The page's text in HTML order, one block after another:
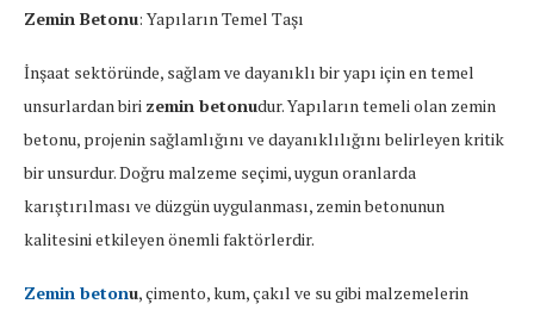
Zemin Betonu: Yapıların Temel Taşı
İnşaat sektöründe, sağlam ve dayanıklı bir yapı için en temel
unsurlardan biri zemin betonudur. Yapıların temeli olan zemin
betonu, projenin sağlamlığını ve dayanıklılığını belirleyen kritik
bir unsurdur. Doğru malzeme seçimi, uygun oranlarda
karıştırılması ve düzgün uygulanması, zemin betonunun
kalitesini etkileyen önemli faktörlerdir.
Zemin betonu, çimento, kum, çakıl ve su gibi malzemelerin